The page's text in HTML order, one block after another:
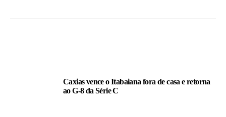
Caxias vence o Itabaiana fora de casa e retorna
ao G-8 da Série C